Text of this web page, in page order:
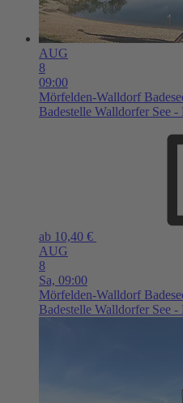
AUG
8
09:00
Mörfelden-Walldorf
Badestelle Walldorfer See
ab 10,40 €
AUG
8
Sa, 09:00
Mörfelden-Walldorf
Badestelle Walldorfer See